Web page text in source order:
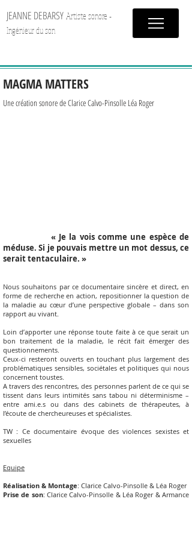
JEANNE DEBARSY Artiste sonore -
Ingénieur du son
MAGMA MATTERS
Une création sonore de Clarice Calvo-Pinsolle Léa Roger
« Je la vois comme une espèce de
méduse. Si je pouvais mettre un mot dessus, ce
serait tentaculaire. »
Nous souhaitons par ce documentaire sincère et direct, en
forme de recherche en action, repositionner la question de
la maladie au cœur d’une perspective globale – dans son
rapport au vivant.
Loin d’apporter une réponse toute faite à ce que serait un
bon traitement de la maladie, le récit fait émerger des
questionnements.
Ceux-ci resteront ouverts en touchant plus largement des
problématiques sensibles, sociétales et politiques qui nous
concernent toustes.
A travers des rencontres, des personnes parlent de ce qui se
tissent dans leurs intimités sans tabou ni déterminisme –
entre ami.e.s ou dans des cabinets de thérapeutes, à
l’écoute de chercheureuses et spécialistes.
TW : Ce documentaire évoque des violences sexistes et
sexuelles
Equipe
Réalisation & Montage: Clarice Calvo-Pinsolle & Léa Roger
Prise de son: Clarice Calvo-Pinsolle & Léa Roger & Armance